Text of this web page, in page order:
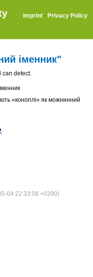
Imprint · Privacy Policy
іменник"
can detect.
«коноплі» як можнинний
.
04 22:33:08 +0200)